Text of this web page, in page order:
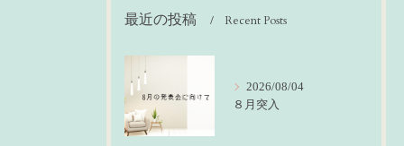
最近の投稿 Recent Posts
2026/08/04
８月突入